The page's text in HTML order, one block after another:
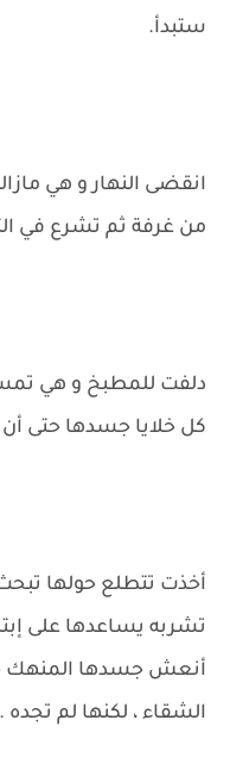
ستبدأ.
انقضى النهار و هي
من غرفة ثم تشرع في
دلفت للمطبخ و هي
كل خلايا جسدها حتى
أخذت تتطلع حولها
تشربه يساعدها على
أنعش جسدها المنهك
الشقاء ، لكنها لم تجده .